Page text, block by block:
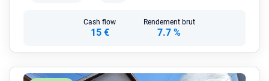
Cash flow
15 €
Rendement brut
7.7 %